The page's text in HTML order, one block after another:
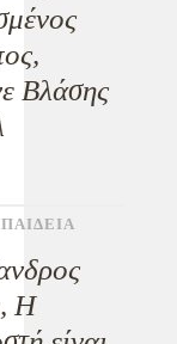
Βλάσης
ΠΑΙΔΕΙΑ
Η